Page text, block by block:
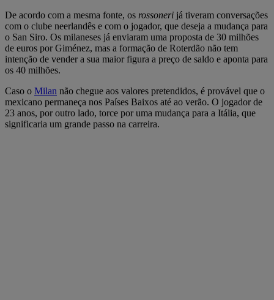
De acordo com a mesma fonte, os rossoneri já tiveram conversações
com o clube neerlandês e com o jogador, que deseja a mudança para
o San Siro. Os milaneses já enviaram uma proposta de 30 milhões
de euros por Giménez, mas a formação de Roterdão não tem
intenção de vender a sua maior figura a preço de saldo e aponta para
os 40 milhões.
Caso o Milan não chegue aos valores pretendidos, é provável que o
mexicano permaneça nos Países Baixos até ao verão. O jogador de
23 anos, por outro lado, torce por uma mudança para a Itália, que
significaria um grande passo na carreira.